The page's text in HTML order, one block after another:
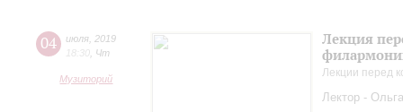
04 июля 2019
18:30 Чт
Музиторий
Лекция
Лекции перед
Лектор -